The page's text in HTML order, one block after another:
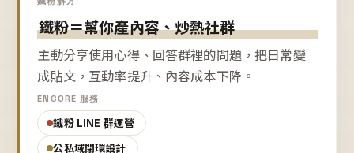
鐵粉＝幫你產內容、炒熱社群
主動分享使用心得、回答群裡的問題，把日常變
成貼文，互動率提升、內容成本下降。
ENCORE 服務
鐵粉 LINE 群運營
公私域閉環設計